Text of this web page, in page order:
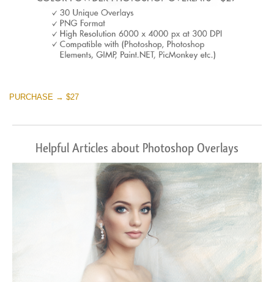
PURCHASE → $27
Helpful Articles about Photoshop Overlays